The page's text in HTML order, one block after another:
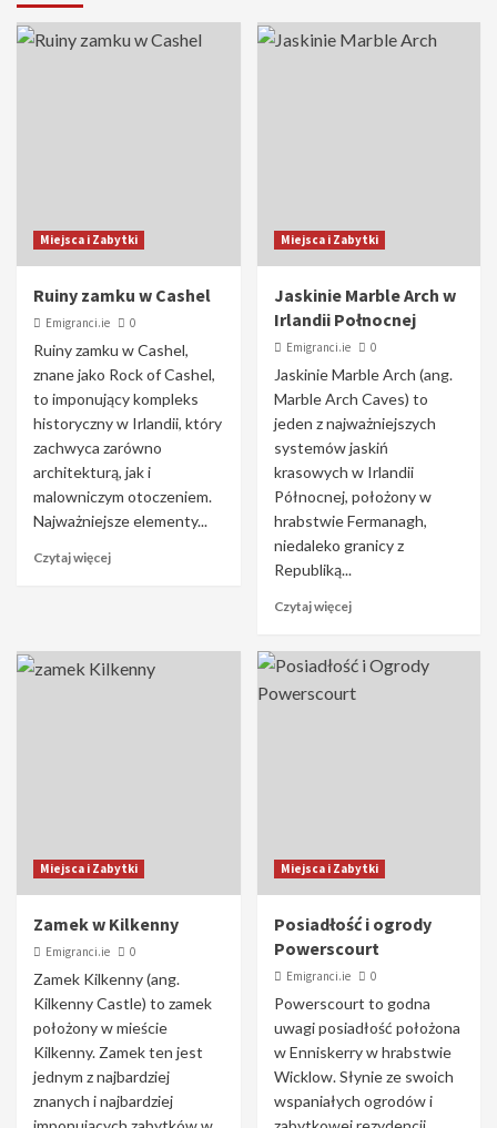
Miejsca i Zabytki
Ruiny zamku w Cashel
Emigranci.ie 0
Ruiny zamku w Cashel,
znane jako Rock of Cashel,
to imponujący kompleks
historyczny w Irlandii, który
zachwyca zarówno
architekturą, jak i
malowniczym otoczeniem.
Najważniejsze elementy...
Czytaj więcej
Miejsca i Zabytki
Jaskinie Marble Arch w
Irlandii Połnocnej
Emigranci.ie 0
Jaskinie Marble Arch (ang.
Marble Arch Caves) to
jeden z najważniejszych
systemów jaskiń
krasowych w Irlandii
Północnej, położony w
hrabstwie Fermanagh,
niedaleko granicy z
Republiką...
Czytaj więcej
Miejsca i Zabytki
Zamek w Kilkenny
Emigranci.ie 0
Zamek Kilkenny (ang.
Kilkenny Castle) to zamek
położony w mieście
Kilkenny. Zamek ten jest
jednym z najbardziej
znanych i najbardziej
Miejsca i Zabytki
Posiadłość i ogrody
Powerscourt
Emigranci.ie 0
Powerscourt to godna
uwagi posiadłość położona
w Enniskerry w hrabstwie
Wicklow. Słynie ze swoich
wspaniałych ogrodów i